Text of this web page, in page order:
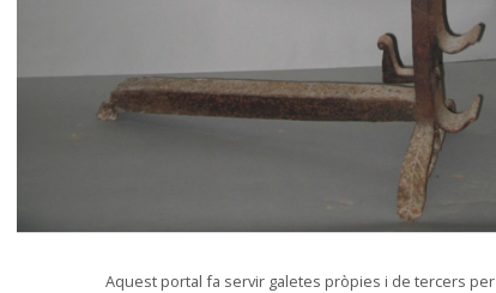
Aquest portal fa servir galetes pròpies i de tercers per